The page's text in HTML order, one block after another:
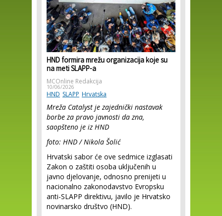
HND formira mrežu organizacija koje su
na meti SLAPP-a
MCOnline Redakcija
10/06/2026
HND SLAPP Hrvatska
Mreža Catalyst je zajednički nastavak
borbe za pravo javnosti da zna,
saopšteno je iz HND
foto: HND / Nikola Šolić
Hrvatski sabor će ove sedmice izglasati
Zakon o zaštiti osoba uključenih u
javno djelovanje, odnosno prenijeti u
nacionalno zakonodavstvo Evropsku
anti-SLAPP direktivu, javilo je Hrvatsko
novinarsko društvo (HND).